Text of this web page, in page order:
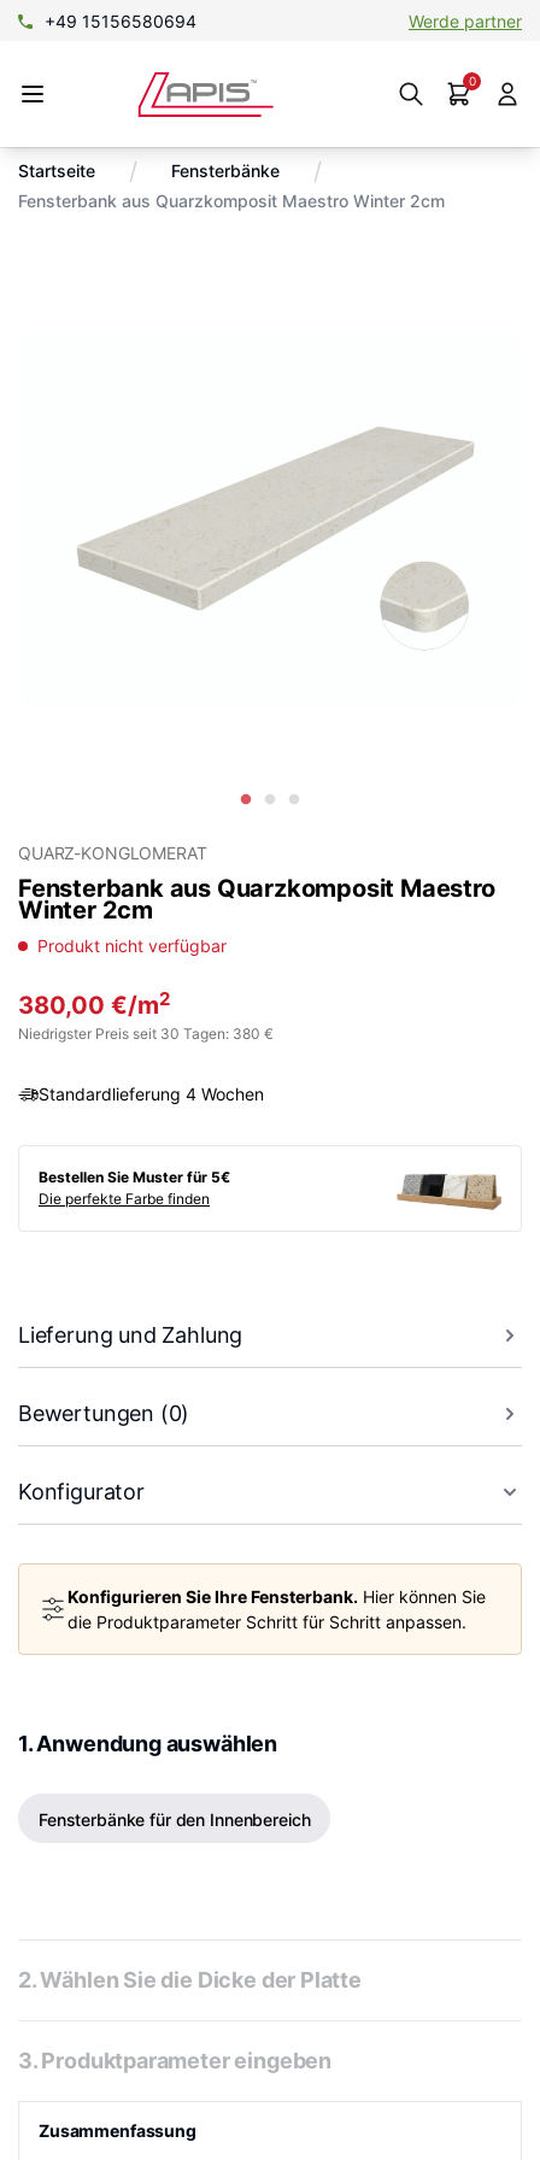
+49 15156580694 Werde partner
0
Startseite / Fensterbänke /
Fensterbank aus Quarzkomposit Maestro Winter 2cm
QUARZ-KONGLOMERAT
Fensterbank aus Quarzkomposit Maestro
Winter 2cm
Produkt nicht verfügbar
380,00 €/m2
Niedrigster Preis seit 30 Tagen: 380 €
Standardlieferung 4 Wochen
Bestellen Sie Muster für 5€
Die perfekte Farbe finden
Lieferung und Zahlung
Bewertungen (0)
Konfigurator
Konfigurieren Sie Ihre Fensterbank. Hier können Sie
die Produktparameter Schritt für Schritt anpassen.
1. Anwendung auswählen
Fensterbänke für den Innenbereich
2. Wählen Sie die Dicke der Platte
3. Produktparameter eingeben
Zusammenfassung